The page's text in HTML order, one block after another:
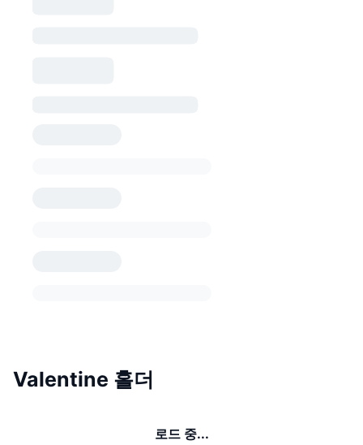
Valentine 홀더
로드 중...